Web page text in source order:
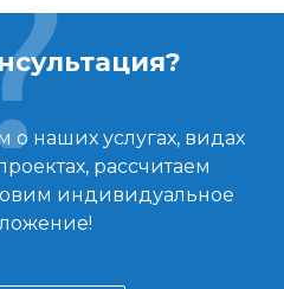
наших услугах, видах
рассчитаем
индивидуальное